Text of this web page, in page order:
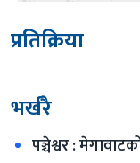
प्रतिक्रिया
भर्खरै
पञ्चेश्वर :